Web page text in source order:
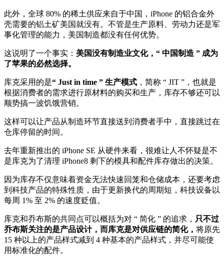
此外，全球 80% 的稀土供应来自于中国，iPhone 的铝合金外
壳需要的铝土矿美国就没有。不管是生产原料、劳动力还是军
事化管理的能力，美国制造都没有任何优势。
这说明了一个事实： 美国没有制造业文化，“ 中国制造 ” 成为
了苹果的必然选择。
库克采用的是“ Just in time ” 生产模式 ，简称 “ JIT ”，也就是
根据消费者的需求进行原材料的购买和生产，库存不够还可以
顺势搞一波饥饿营销。
这样可以让产品从制造环节直接送到消费者手中，直接跳过在
仓库停留的时间。
去年重新推出的 iPhone SE 从硬件来看，很难让人不怀疑是不
是库克为了清理 iPhone8 剩下的模具和配件库存做出的决策。
因为库存不仅意味着资金无法快速回笼和仓储成本，还要考虑
到科技产品的特殊性质，由于更新换代的周期短，科技设备以
每周 1% 至 2% 的速度贬值。
库克和乔布斯的共同点可以概括为对 “ 简化 ” 的追求， 只不过
乔布斯关注的是产品设计，而库克是对供应链的简化， 将原先
15 种以上的产品样式减到 4 种基本的产品样式，并尽可能使
用标准化的配件。